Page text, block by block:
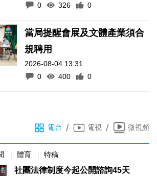
0
326 0
當局提醒會展及文體產業須合
規聘用
2026-08-04 13:31
0
400 0
電台 / 電視 / 微視頻
體育 特稿
社團法律制度今起公開諮詢45天